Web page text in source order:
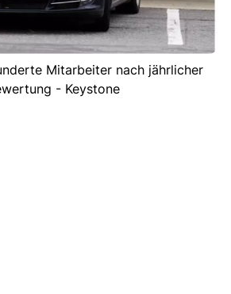
Mitarbeiter nach jährlicher
- Keystone